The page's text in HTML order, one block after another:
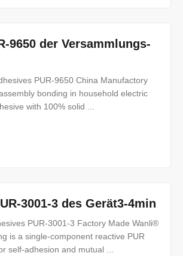
9650 der Versammlungs-
PUR-9650 China Manufactory
bonding in household electric
with 100% solid ...
3001-3 des Gerät3-4min
PUR-3001-3 Factory Made Wanli®
is a single-component reactive PUR
self-adhesion and mutual ...